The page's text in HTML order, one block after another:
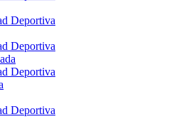
Deportiva
Deportiva
Deportiva
Deportiva